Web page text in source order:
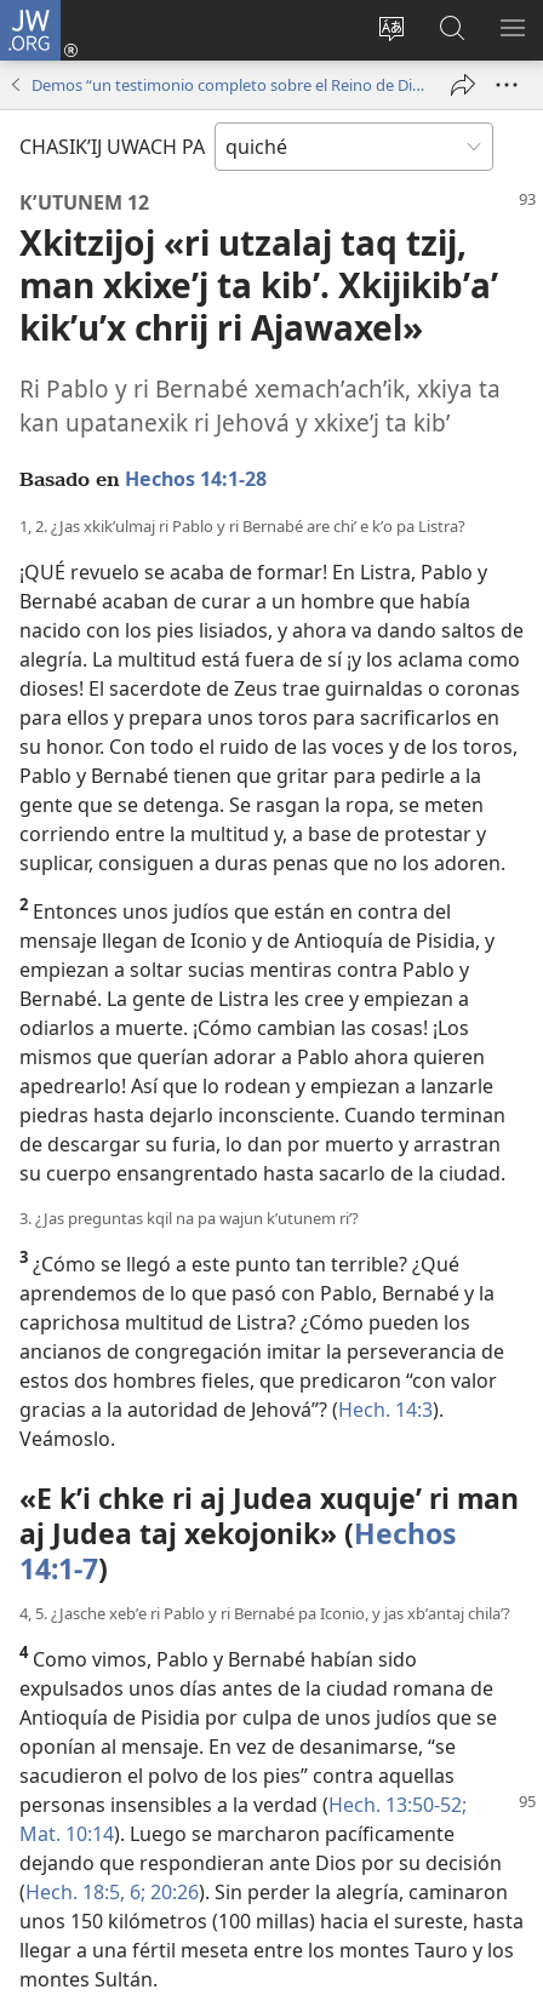
JW.ORG
Kakʼex
ri
chʼabʼal
rech
Umajixik
sesión
(opens
window)
Chawilaʼ
JW.ORG
RI
Demos “un testimonio completo sobre el Reino de Dios”
CHASIKʼIJ UWACH PA
KʼUTUNEM 12
Xkitzijoj «ri utzalaj taq tzij,
man xkixeʼj ta kibʼ. Xkijikibʼaʼ
kikʼuʼx chrij ri Ajawaxel»
Ri Pablo y ri Bernabé xemachʼachʼik, xkiya ta
kan upatanexik ri Jehová y xkixeʼj ta kibʼ
Basado en Hechos 14:1-28
1, 2. ¿Jas xkikʼulmaj ri Pablo y ri Bernabé are chiʼ e kʼo pa Listra?
¡QUÉ revuelo se acaba de formar! En Listra, Pablo y
Bernabé acaban de curar a un hombre que había
nacido con los pies lisiados, y ahora va dando saltos de
alegría. La multitud está fuera de sí ¡y los aclama como
dioses! El sacerdote de Zeus trae guirnaldas o coronas
para ellos y prepara unos toros para sacrificarlos en
su honor. Con todo el ruido de las voces y de los toros,
Pablo y Bernabé tienen que gritar para pedirle a la
gente que se detenga. Se rasgan la ropa, se meten
corriendo entre la multitud y, a base de protestar y
suplicar, consiguen a duras penas que no los adoren.
2 Entonces unos judíos que están en contra del
mensaje llegan de Iconio y de Antioquía de Pisidia, y
empiezan a soltar sucias mentiras contra Pablo y
Bernabé. La gente de Listra les cree y empiezan a
odiarlos a muerte. ¡Cómo cambian las cosas! ¡Los
mismos que querían adorar a Pablo ahora quieren
apedrearlo! Así que lo rodean y empiezan a lanzarle
piedras hasta dejarlo inconsciente. Cuando terminan
de descargar su furia, lo dan por muerto y arrastran
su cuerpo ensangrentado hasta sacarlo de la ciudad.
3. ¿Jas preguntas kqil na pa wajun kʼutunem riʼ?
3 ¿Cómo se llegó a este punto tan terrible? ¿Qué
aprendemos de lo que pasó con Pablo, Bernabé y la
caprichosa multitud de Listra? ¿Cómo pueden los
ancianos de congregación imitar la perseverancia de
estos dos hombres fieles, que predicaron “con valor
gracias a la autoridad de Jehová”? (Hech. 14:3).
Veámoslo.
«E kʼi chke ri aj Judea xuqujeʼ ri man
aj Judea taj xekojonik» (Hechos
14:1-7)
4, 5. ¿Jasche xebʼe ri Pablo y ri Bernabé pa Iconio, y jas xbʼantaj chilaʼ?
4Como vimos, Pablo y Bernabé habían sido
expulsados unos días antes de la ciudad romana de
Antioquía de Pisidia por culpa de unos judíos que se
oponían al mensaje. En vez de desanimarse, “se
sacudieron el polvo de los pies” contra aquellas
personas insensibles a la verdad (Hech. 13:50-52;
Mat. 10:14). Luego se marcharon pacíficamente
dejando que respondieran ante Dios por su decisión
(Hech. 18:5, 6; 20:26). Sin perder la alegría, caminaron
unos 150 kilómetros (100 millas) hacia el sureste, hasta
llegar a una fértil meseta entre los montes Tauro y los
montes Sultán.